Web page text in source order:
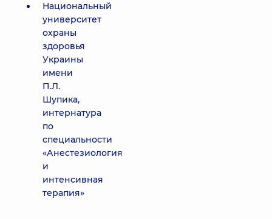
Национальный
университет
охраны
здоровья
Украины
имени
П.Л.
Шупика,
интернатура
по
специальности
«Анестезиология
и
интенсивная
терапия»